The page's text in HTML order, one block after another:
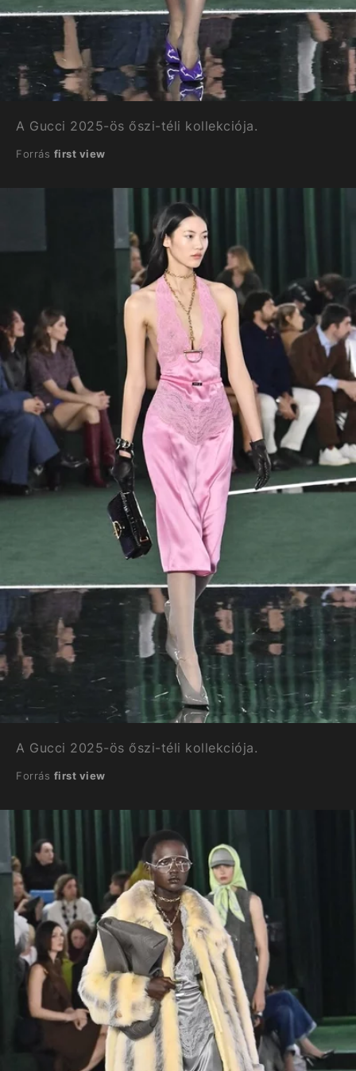
A Gucci 2025-ös őszi-téli kollekciója.
Forrás first view
A Gucci 2025-ös őszi-téli kollekciója.
Forrás first view